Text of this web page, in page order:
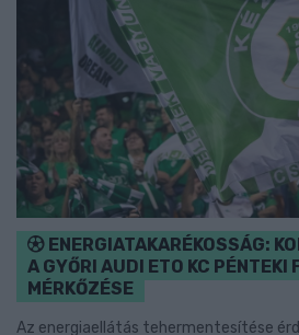
ENERGIATAKARÉKOSSÁG:
A GYŐRI AUDI ETO KC PÉNTEKI
MÉRKŐZÉSE
Az energiaellátás tehermentesítése